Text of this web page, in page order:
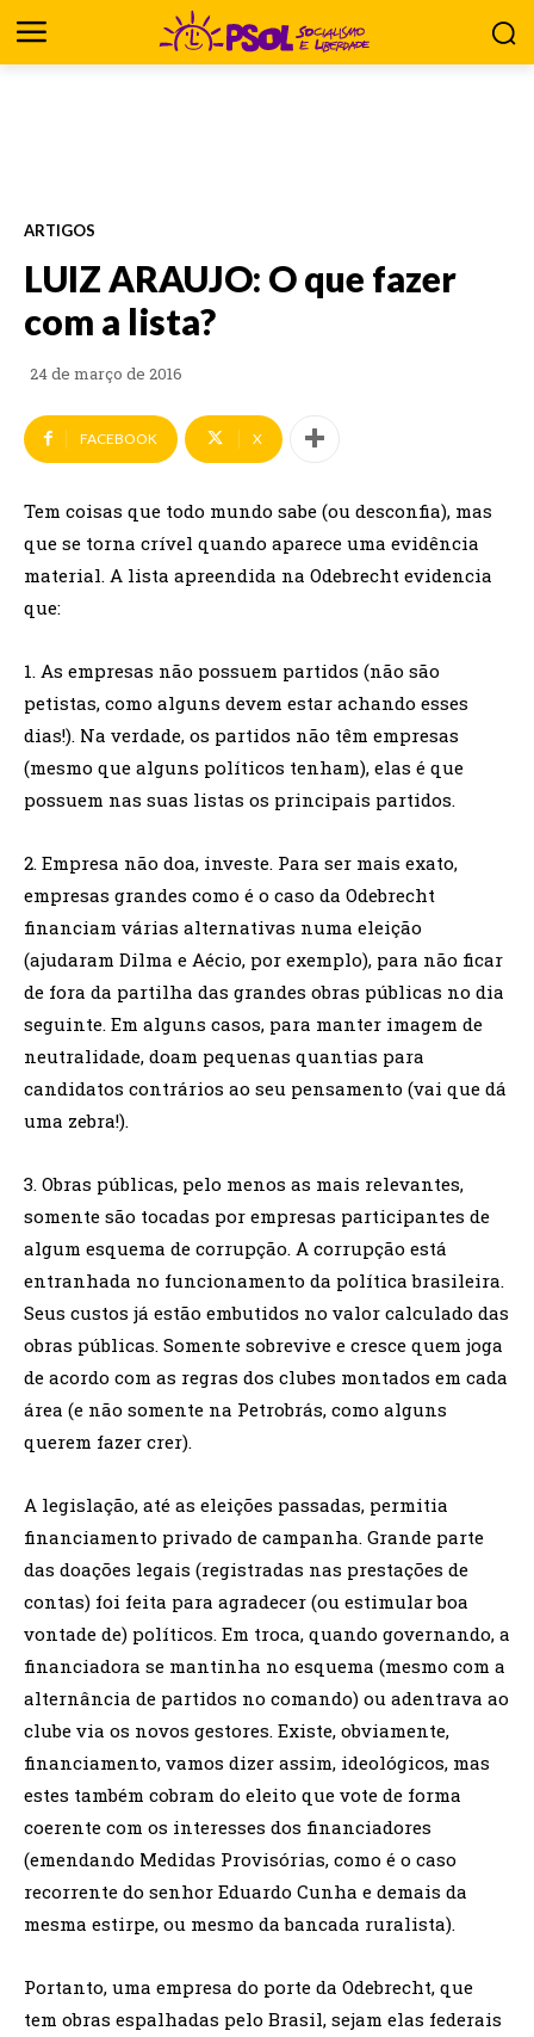
ARTIGOS
LUIZ ARAUJO: O que fazer
com a lista?
24 de março de 2016
FACEBOOK X
Tem coisas que todo mundo sabe (ou desconfia), mas
que se torna crível quando aparece uma evidência
material. A lista apreendida na Odebrecht evidencia
que:
1. As empresas não possuem partidos (não são
petistas, como alguns devem estar achando esses
dias!). Na verdade, os partidos não têm empresas
(mesmo que alguns políticos tenham), elas é que
possuem nas suas listas os principais partidos.
2. Empresa não doa, investe. Para ser mais exato,
empresas grandes como é o caso da Odebrecht
financiam várias alternativas numa eleição
(ajudaram Dilma e Aécio, por exemplo), para não ficar
de fora da partilha das grandes obras públicas no dia
seguinte. Em alguns casos, para manter imagem de
neutralidade, doam pequenas quantias para
candidatos contrários ao seu pensamento (vai que dá
uma zebra!).
3. Obras públicas, pelo menos as mais relevantes,
somente são tocadas por empresas participantes de
algum esquema de corrupção. A corrupção está
entranhada no funcionamento da política brasileira.
Seus custos já estão embutidos no valor calculado das
obras públicas. Somente sobrevive e cresce quem joga
de acordo com as regras dos clubes montados em cada
área (e não somente na Petrobrás, como alguns
querem fazer crer).
A legislação, até as eleições passadas, permitia
financiamento privado de campanha. Grande parte
das doações legais (registradas nas prestações de
contas) foi feita para agradecer (ou estimular boa
vontade de) políticos. Em troca, quando governando, a
financiadora se mantinha no esquema (mesmo com a
alternância de partidos no comando) ou adentrava ao
clube via os novos gestores. Existe, obviamente,
financiamento, vamos dizer assim, ideológicos, mas
estes também cobram do eleito que vote de forma
coerente com os interesses dos financiadores
(emendando Medidas Provisórias, como é o caso
recorrente do senhor Eduardo Cunha e demais da
mesma estirpe, ou mesmo da bancada ruralista).
Portanto, uma empresa do porte da Odebrecht, que
tem obras espalhadas pelo Brasil, sejam elas federais